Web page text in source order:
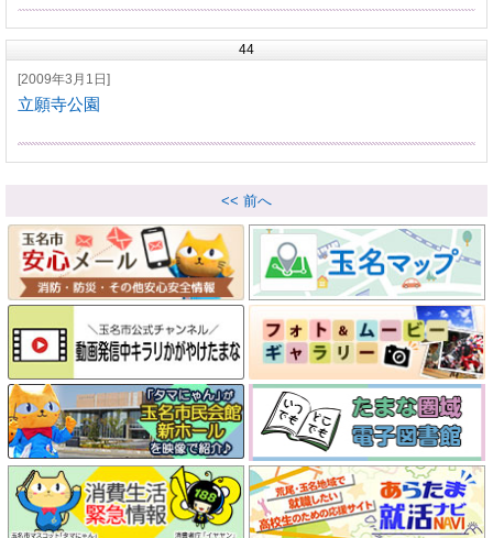
44
[2009年3月1日]
立願寺公園
<< 前へ